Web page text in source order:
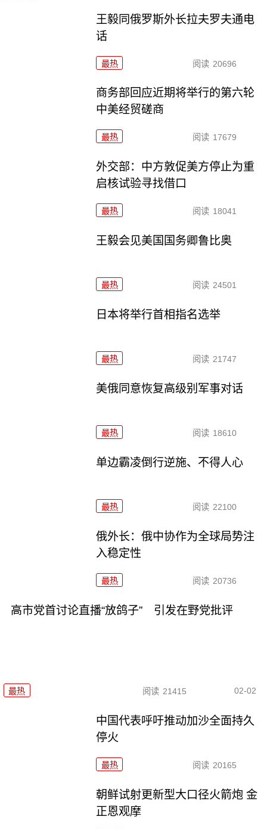
王毅同俄罗斯外长拉夫罗夫通电
话
最热 阅读 20696
商务部回应近期将举行的第六轮
中美经贸磋商
最热 阅读 17679
外交部：中方敦促美方停止为重
启核试验寻找借口
最热 阅读 18041
王毅会见美国国务卿鲁比奥
最热 阅读 24501
日本将举行首相指名选举
最热 阅读 21747
美俄同意恢复高级别军事对话
最热 阅读 18610
单边霸凌倒行逆施、不得人心
最热 阅读 22100
俄外长：俄中协作为全球局势注
入稳定性
最热 阅读 20736
高市党首讨论直播“放鸽子” 引发在野党批评
最热 阅读 21415 02-02
中国代表呼吁推动加沙全面持久
停火
最热 阅读 20165
朝鲜试射更新型大口径火箭炮 金
正恩观摩